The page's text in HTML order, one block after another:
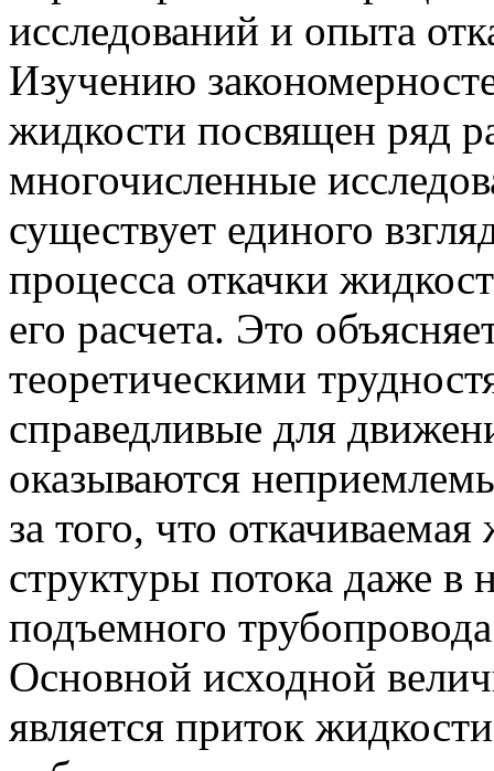
исследований и опыта
Изучению
жидкости посвящен ряд
многочисленные
существует единого
процесса откачки
его расчета. Это
теоретическими
справедливые для
оказываются
за того, что
структуры потока даже в
подъемного
Основной исходной
является приток